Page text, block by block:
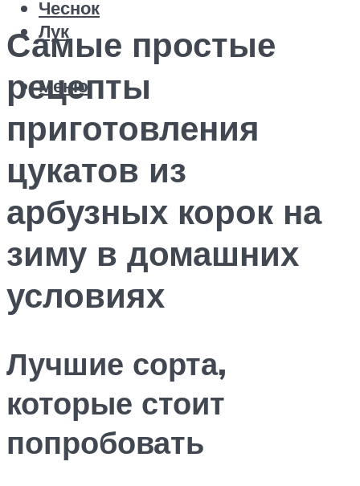
Чеснок
Лук
Меню
Самые простые
рецепты
приготовления
цукатов из
арбузных корок на
зиму в домашних
условиях
Лучшие сорта,
которые стоит
попробовать